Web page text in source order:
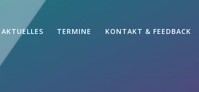
AKTUELLES TERMINE KONTAKT & FEEDBACK